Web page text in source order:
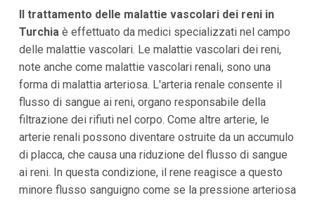
Il trattamento delle malattie vascolari dei reni in
Turchiaè effettuato da medici specializzati nel campo
delle malattie vascolari. Le malattie vascolari dei reni,
note anche come malattie vascolari renali, sono una
forma di malattia arteriosa. L'arteria renale consente il
flusso di sangue ai reni, organo responsabile della
filtrazione dei rifiuti nel corpo. Come altre arterie, le
arterie renali possono diventare ostruite da un accumulo
di placca, che causa una riduzione del flusso di sangue
ai reni. In questa condizione, il rene reagisce a questo
minore flusso sanguigno come se la pressione arteriosa